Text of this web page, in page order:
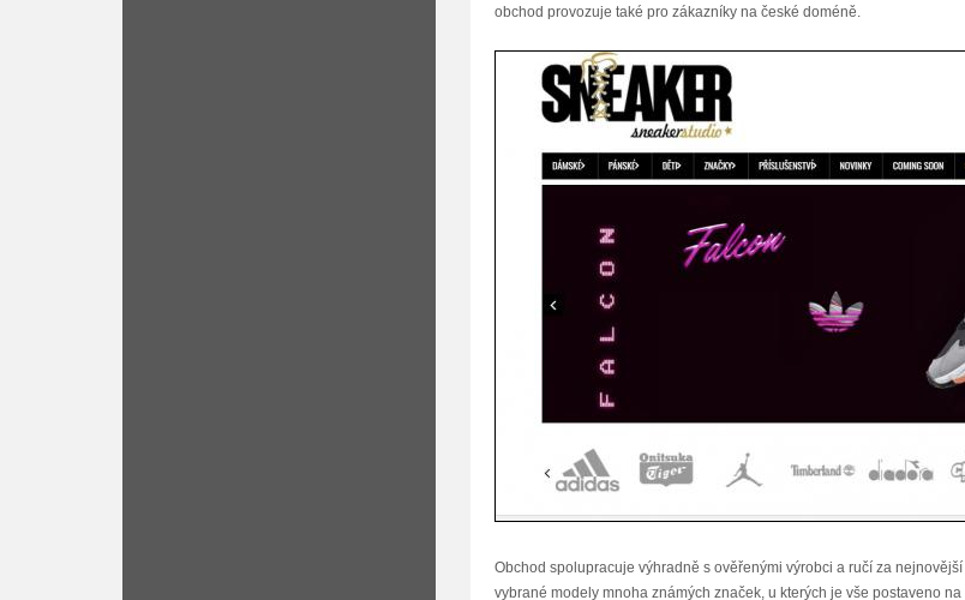
obchod provozuje také pro zákazníky na české doméně.
Obchod spolupracuje výhradně s ověřenými výrobci a ručí za
vybrané modely mnoha známých značek, u kterých je vše postaveno